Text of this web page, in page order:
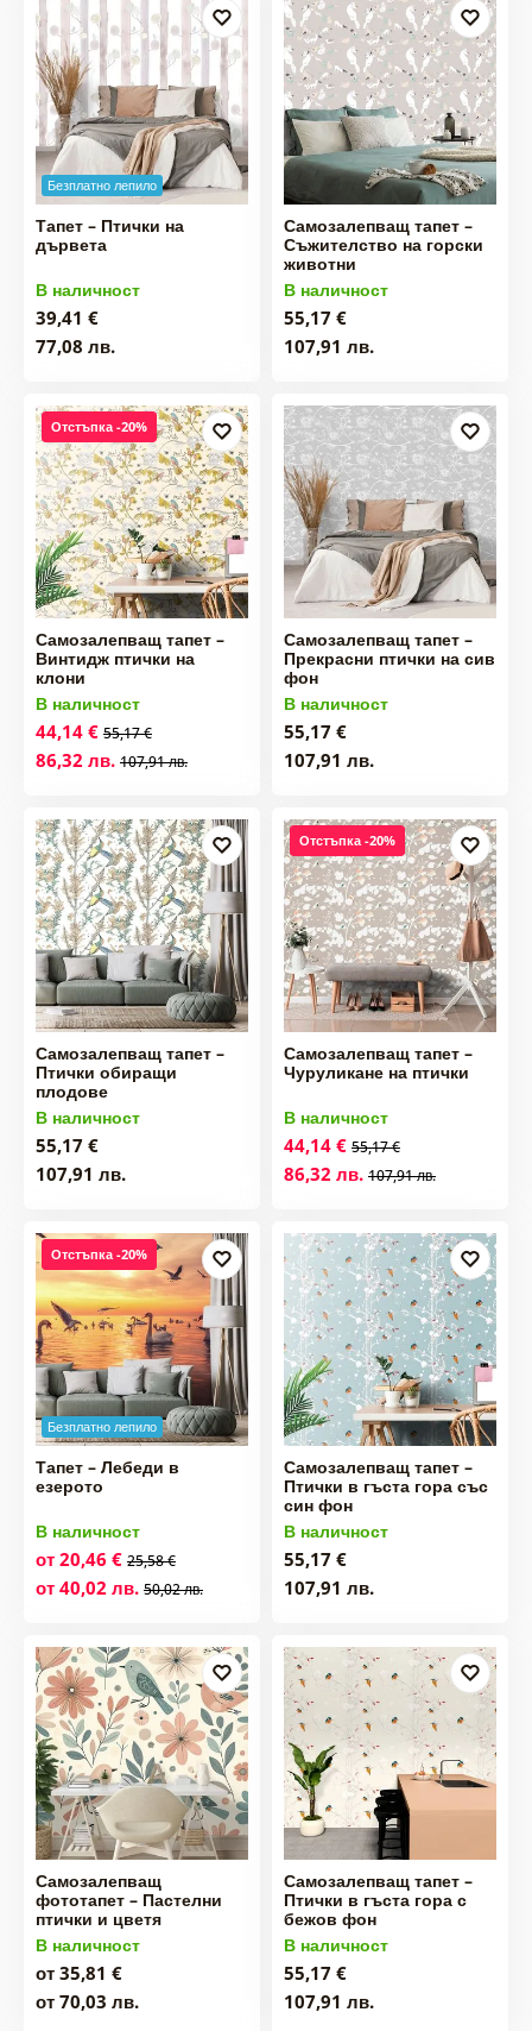
Безплатно лепило
Тапет – Птички на
дървета
В наличност
39,41 €
77,08 лв.
Самозалепващ тапет –
Съжителство на горски
животни
В наличност
55,17 €
107,91 лв.
Отстъпка -20%
Самозалепващ тапет –
Винтидж птички на
клони
В наличност
44,14 € 55,17 €
86,32 лв. 107,91 лв.
Самозалепващ тапет –
Прекрасни птички на сив
фон
В наличност
55,17 €
107,91 лв.
Самозалепващ тапет –
Птички обиращи
плодове
В наличност
55,17 €
107,91 лв.
Отстъпка -20%
Самозалепващ тапет –
Чуруликане на птички
В наличност
44,14 € 55,17 €
86,32 лв. 107,91 лв.
Безплатно лепило
Отстъпка -20%
Тапет – Лебеди в
езерото
В наличност
от 20,46 € 25,58 €
от 40,02 лв. 50,02 лв.
Самозалепващ тапет –
Птички в гъста гора със
син фон
В наличност
55,17 €
107,91 лв.
Самозалепващ
фототапет – Пастелни
птички и цветя
В наличност
от 35,81 €
от 70,03 лв.
Самозалепващ тапет –
Птички в гъста гора с
бежов фон
В наличност
55,17 €
107,91 лв.